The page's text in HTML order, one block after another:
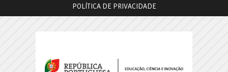
POLÍTICA DE PRIVACIDADE